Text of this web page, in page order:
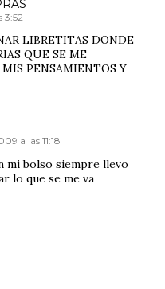
3:52
LIBRETITAS DONDE
QUE SE ME
PENSAMIENTOS Y
a las 11:18
mi bolso siempre llevo
lo que se me va